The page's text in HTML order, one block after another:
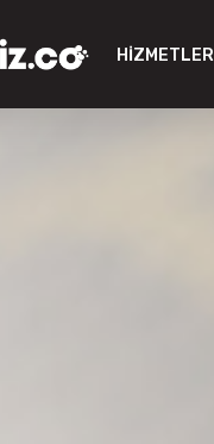
HIZMETLER